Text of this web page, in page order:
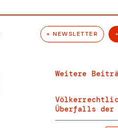
+ NEWSLETTER
Weitere
Überfalls der